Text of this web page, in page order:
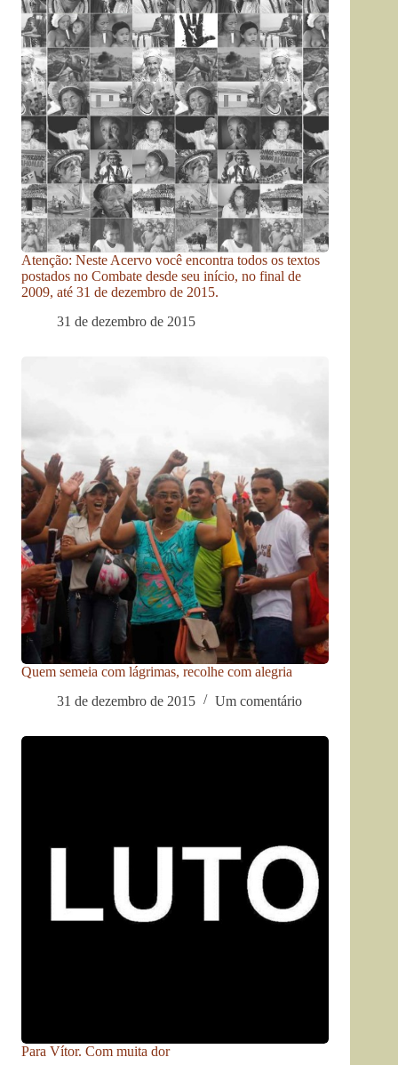
Atenção: Neste Acervo você encontra todos os textos
postados no Combate desde seu início, no final de
2009, até 31 de dezembro de 2015.
31 de dezembro de 2015
Quem semeia com lágrimas, recolhe com alegria
31 de dezembro de 2015
Um comentário
Para Vítor. Com muita dor